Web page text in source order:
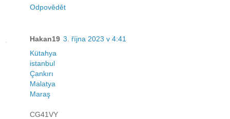
Odpovědět
Hakan19 3. října 2023 v 4:41
Kütahya
istanbul
Çankırı
Malatya
Maraş
CG41VY